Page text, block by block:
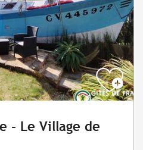
- Le Village de